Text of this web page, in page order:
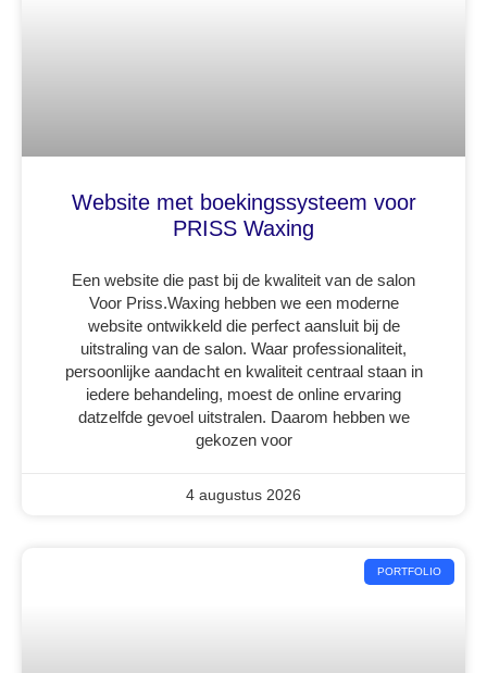
Website met boekingssysteem voor
PRISS Waxing
Een website die past bij de kwaliteit van de salon
Voor Priss.Waxing hebben we een moderne
website ontwikkeld die perfect aansluit bij de
uitstraling van de salon. Waar professionaliteit,
persoonlijke aandacht en kwaliteit centraal staan in
iedere behandeling, moest de online ervaring
datzelfde gevoel uitstralen. Daarom hebben we
gekozen voor
4 augustus 2026
PORTFOLIO